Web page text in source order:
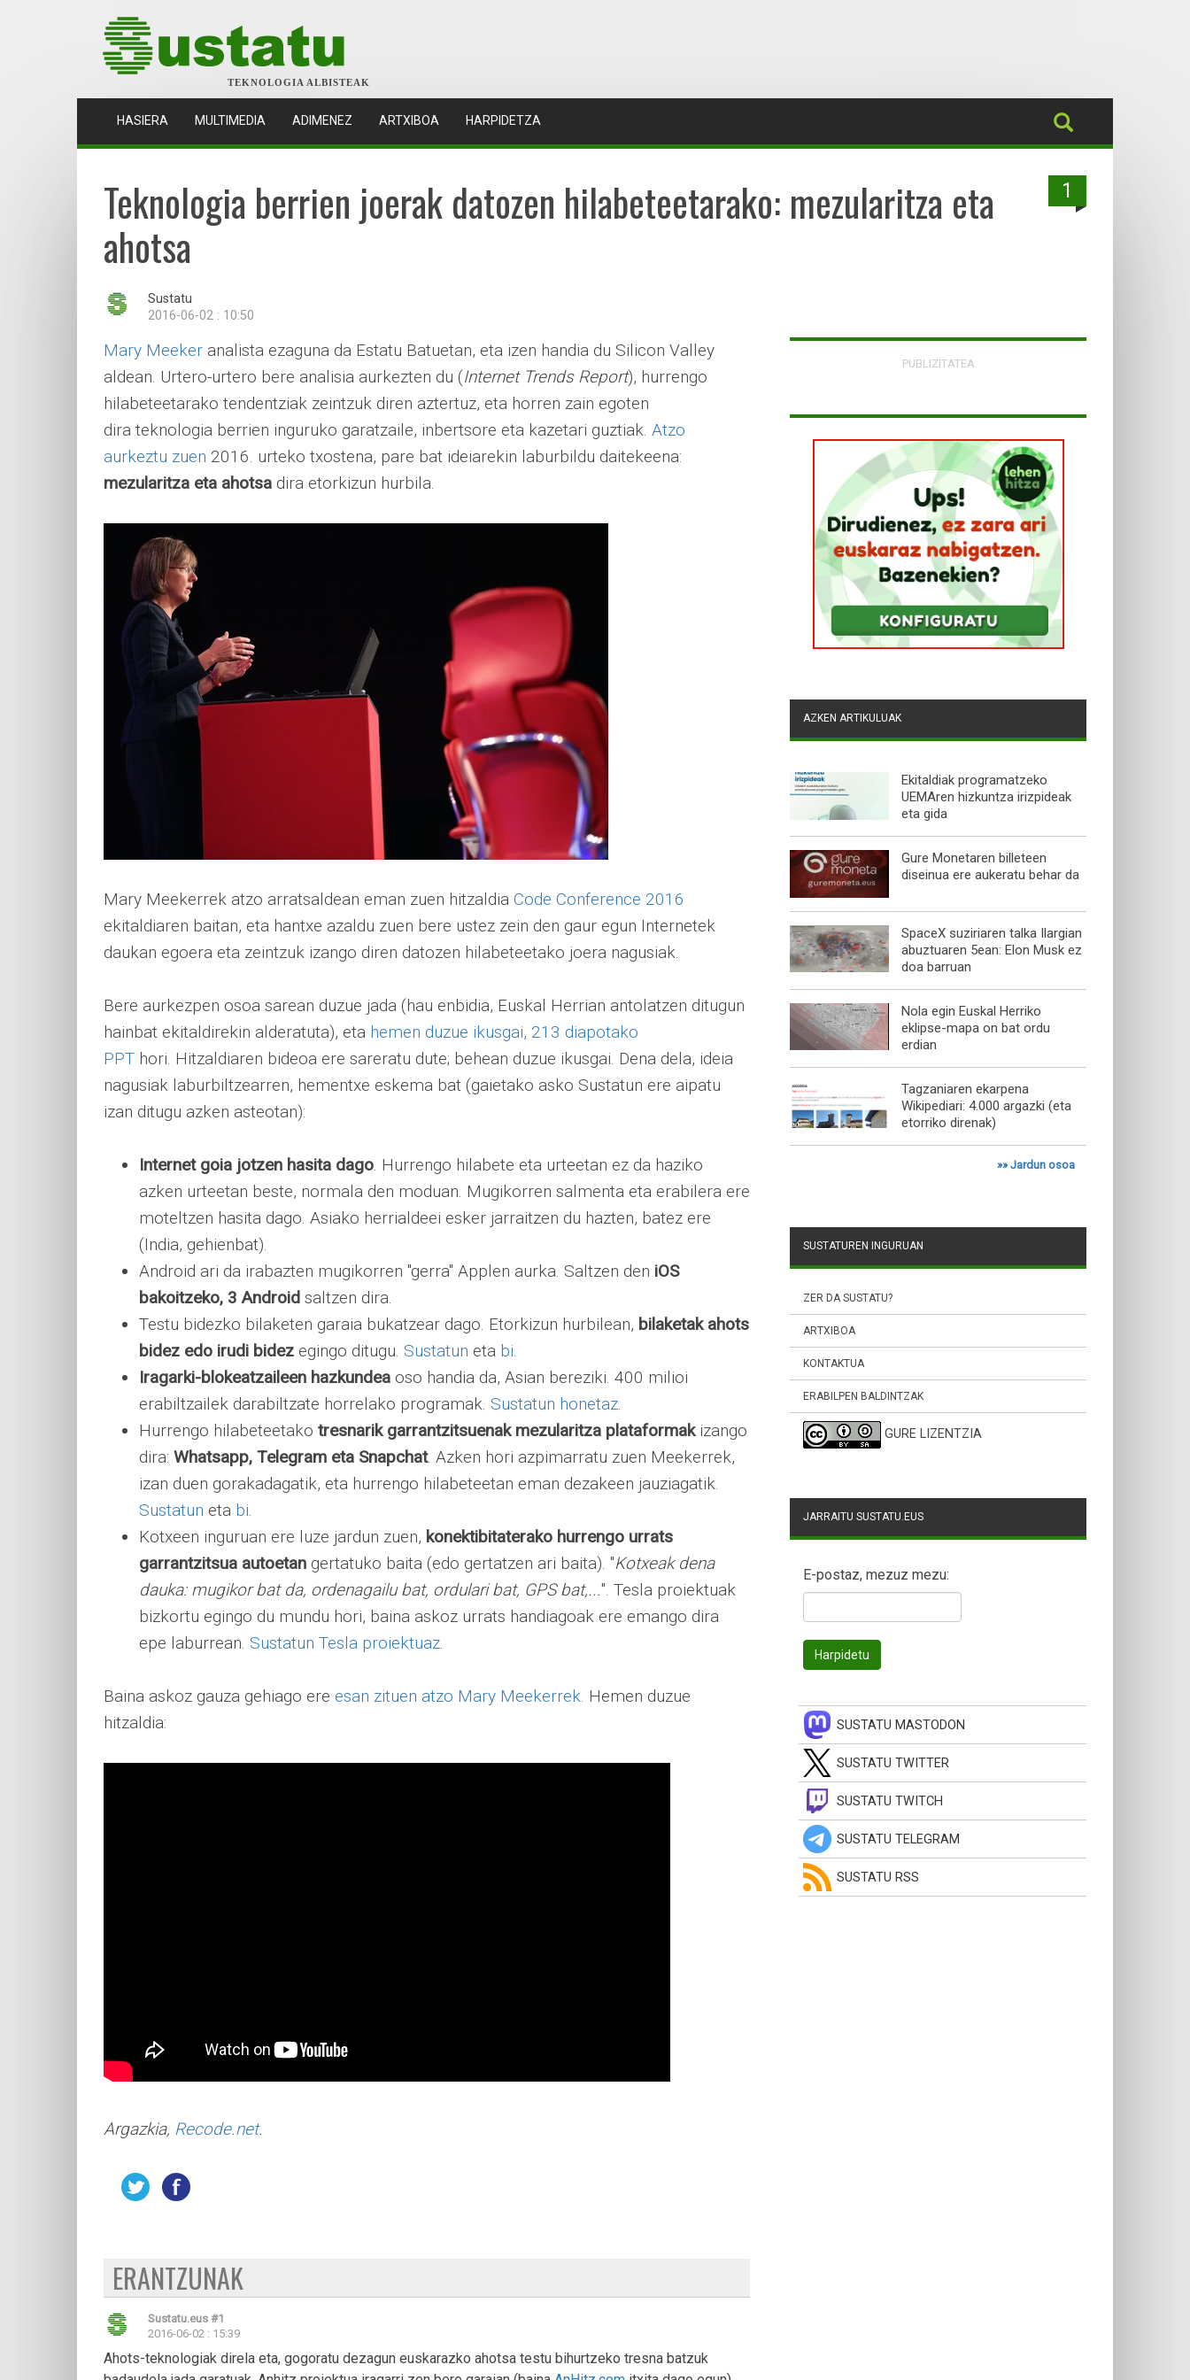
TEKNOLOGIA ALBISTEAK
HASIERA (CURRENT)
MULTIMEDIA ADIMENEZ ARTXIBOA HARPIDETZA
1
Teknologia berrien joerak datozen hilabeteetarako: mezularitza eta
ahotsa
Sustatu
2016-06-02 : 10:50
Mary Meeker analista ezaguna da Estatu Batuetan, eta izen handia du Silicon Valley
aldean. Urtero-urtero bere analisia aurkezten du (Internet Trends Report), hurrengo
hilabeteetarako tendentziak zeintzuk diren aztertuz, eta horren zain egoten
dira teknologia berrien inguruko garatzaile, inbertsore eta kazetari guztiak. Atzo
aurkeztu zuen 2016. urteko txostena, pare bat ideiarekin laburbildu daitekeena:
mezularitza eta ahotsa dira etorkizun hurbila.
Mary Meekerrek atzo arratsaldean eman zuen hitzaldia Code Conference 2016
ekitaldiaren baitan, eta hantxe azaldu zuen bere ustez zein den gaur egun Internetek
daukan egoera eta zeintzuk izango diren datozen hilabeteetako joera nagusiak.
Bere aurkezpen osoa sarean duzue jada (hau enbidia, Euskal Herrian antolatzen ditugun
hainbat ekitaldirekin alderatuta), eta hemen duzue ikusgai, 213 diapotako
PPT hori. Hitzaldiaren bideoa ere sareratu dute; behean duzue ikusgai. Dena dela, ideia
nagusiak laburbiltzearren, hementxe eskema bat (gaietako asko Sustatun ere aipatu
izan ditugu azken asteotan):
Internet goia jotzen hasita dago. Hurrengo hilabete eta urteetan ez da haziko
azken urteetan beste, normala den moduan. Mugikorren salmenta eta erabilera ere
moteltzen hasita dago. Asiako herrialdeei esker jarraitzen du hazten, batez ere
(India, gehienbat).
Android ari da irabazten mugikorren "gerra" Applen aurka. Saltzen den iOS
bakoitzeko, 3 Android saltzen dira.
Testu bidezko bilaketen garaia bukatzear dago. Etorkizun hurbilean, bilaketak ahots
bidez edo irudi bidez egingo ditugu. Sustatun eta bi.
Iragarki-blokeatzaileen hazkundea oso handia da, Asian bereziki. 400 milioi
erabiltzailek darabiltzate horrelako programak. Sustatun honetaz.
Hurrengo hilabeteetako tresnarik garrantzitsuenak mezularitza plataformakizango
dira: Whatsapp, Telegram eta Snapchat. Azken hori azpimarratu zuen Meekerrek,
izan duen gorakadagatik, eta hurrengo hilabeteetan eman dezakeen jauziagatik.
Sustatun eta bi.
Kotxeen inguruan ere luze jardun zuen, konektibitaterako hurrengo urrats
garrantzitsua autoetan gertatuko baita (edo gertatzen ari baita). "Kotxeak dena
dauka: mugikor bat da, ordenagailu bat, ordulari bat, GPS bat,...". Tesla proiektuak
bizkortu egingo du mundu hori, baina askoz urrats handiagoak ere emango dira
epe laburrean. Sustatun Tesla proiektuaz.
Baina askoz gauza gehiago ere esan zituen atzo Mary Meekerrek. Hemen duzue
hitzaldia:
Argazkia, Recode.net.
ERANTZUNAK
Sustatu.eus #1
2016-06-02 : 15:39
Ahots-teknologiak direla eta, gogoratu dezagun euskarazko ahotsa testu bihurtzeko tresna batzuk
PUBLIZITATEA
AZKEN ARTIKULUAK
Ekitaldiak programatzeko
UEMAren hizkuntza irizpideak
eta gida
Gure Monetaren billeteen
diseinua ere aukeratu behar da
SpaceX suziriaren talka Ilargian
abuztuaren 5ean: Elon Musk ez
doa barruan
Nola egin Euskal Herriko
eklipse-mapa on bat ordu
erdian
Tagzaniaren ekarpena
Wikipediari: 4.000 argazki (eta
etorriko direnak)
»»Jardun osoa
SUSTATUREN INGURUAN
ZER DA SUSTATU?
ARTXIBOA
KONTAKTUA
ERABILPEN BALDINTZAK
GURE LIZENTZIA
JARRAITU SUSTATU.EUS
E-postaz, mezuz mezu:
SUSTATU MASTODON
SUSTATU TWITTER
SUSTATU TWITCH
SUSTATU TELEGRAM
SUSTATU RSS